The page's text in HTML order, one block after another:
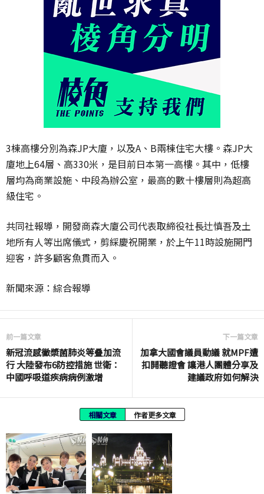
3棟高樓分別為森JP大廈，以及A、B兩棟住宅大樓。森JP大
廈地上64層、高330米，是目前日本第一高樓。其中，低樓
層均為商業設施、中段為辦公室，最高的數十樓層則為超高
級住宅。
共同社報導，開發商森大廈公司代表取締役社長辻慎吾及土
地所有人等出席儀式，剪綵慶祝開業，於上午11時設施開門
迎客，許多顧客魚貫而入。
新聞來源：綜合報導
前一篇文章
新冠流感黴漿菌肺炎等叠加流
行 大陸發布6防控措施 世衛：
中國呼吸道疾病病例激增
下一篇文章
加拿大國會議員動議 就MPF遭
扣開聽證會 讓港人團體分享及
建議政府如何解決
相關文章 作者更多文章